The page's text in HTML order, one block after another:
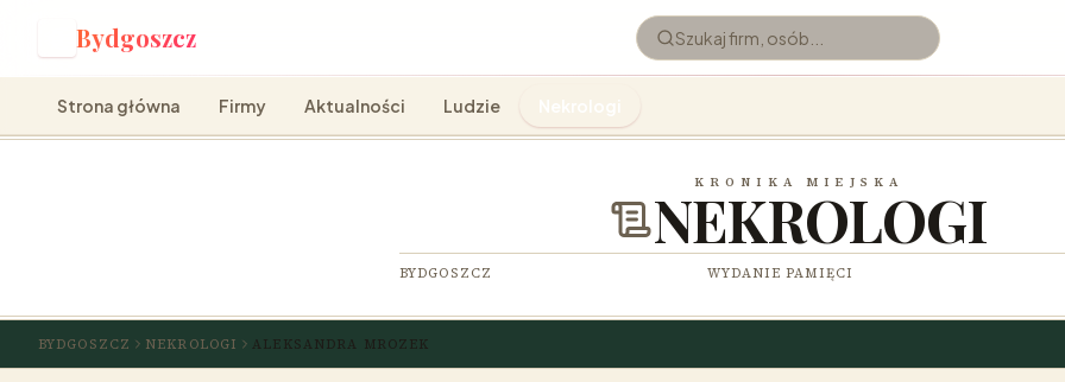
Bydgoszcz
Strona główna Firmy Aktualności Ludzie Nekrologi
KRONIKA MIEJSKA
NEKROLOGI
BYDGOSZCZ WYDANIE PAMIĘCI
BYDGOSZCZ NEKROLOGI ALEKSANDRA MROZEK